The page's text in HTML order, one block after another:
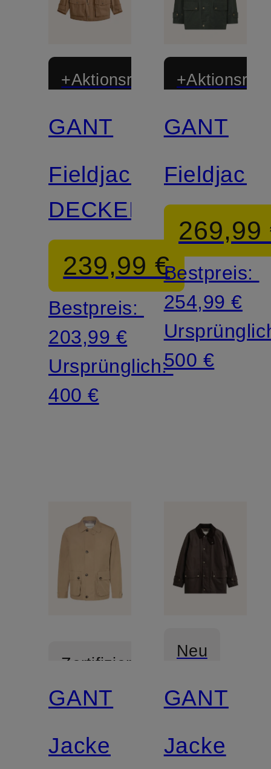
+Aktionsrabatt
GANT
Fieldjacket
DECKER
239,99 €
Bestpreis:
203,99 €
Ursprünglich:
400 €
GANT
269,99
Bestpreis:
254,99 €
500 €
Zertifiziert
GANT
Jacke
Neu
Zertifiziert
GANT
Jacke